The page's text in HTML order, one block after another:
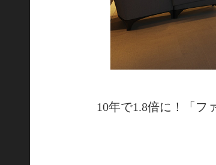
10年で1.8倍に！「フ